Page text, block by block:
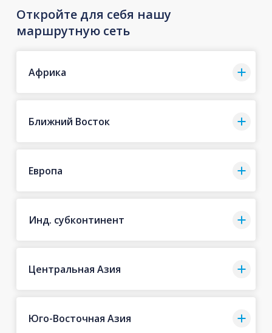
Откройте для себя нашу
маршрутную сеть
Африка
Ближний Восток
Европа
Инд. субконтинент
Центральная Азия
Юго-Восточная Азия